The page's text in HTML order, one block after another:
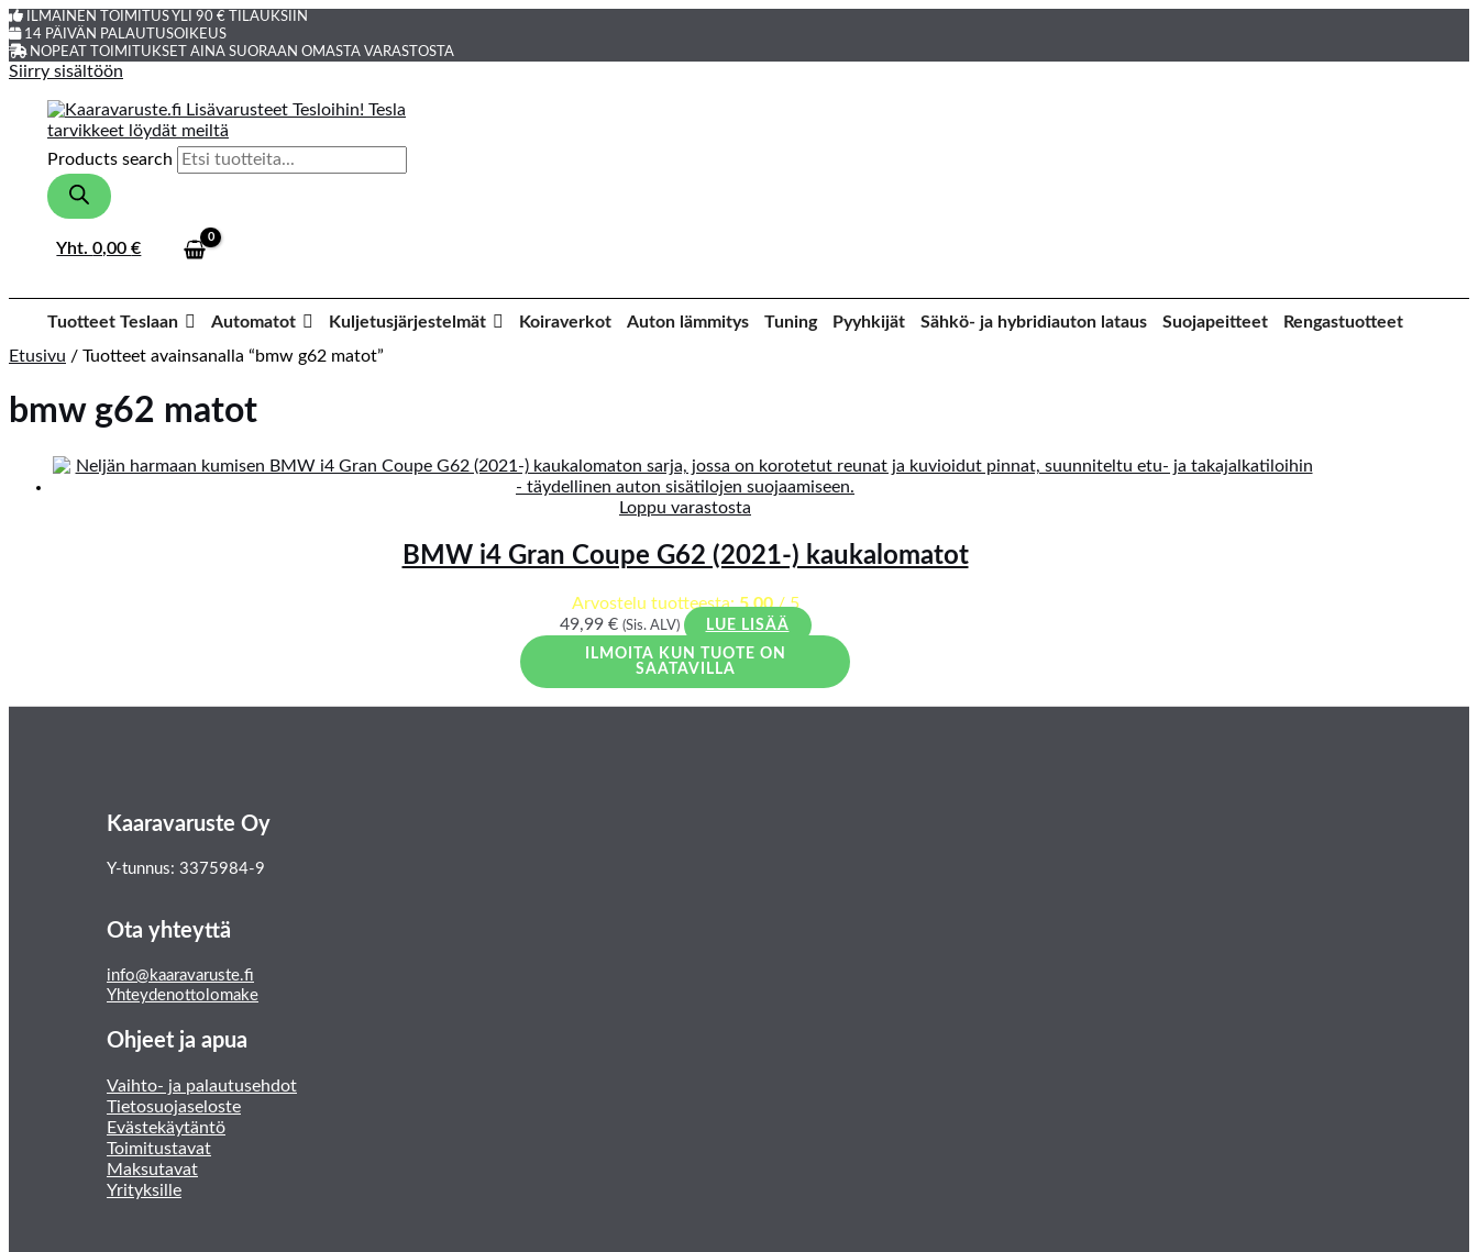
ILMAINEN TOIMITUS YLI 90 € TILAUKSIIN
14 PÄIVÄN PALAUTUSOIKEUS
NOPEAT TOIMITUKSET AINA SUORAAN OMASTA VARASTOSTA
Siirry sisältöön
Products search
Yht.0,00€
Tuotteet Teslaan Automatot Kuljetusjärjestelmät Koiraverkot Auton lämmitys Tuning Pyyhkijät Sähkö- ja hybridiauton lataus Suojapeitteet
Rengastuotteet
Etusivu / Tuotteet avainsanalla “bmw g62 matot”
bmw g62 matot
Loppu varastosta
BMW i4 Gran Coupe G62 (2021-) kaukalomatot
Arvostelu tuotteesta:5.00/ 5
49,99 € (Sis. ALV)
LUE LISÄÄ
ILMOITA KUN TUOTE ON
SAATAVILLA
Kaaravaruste Oy
Y-tunnus: 3375984-9
Ota yhteyttä
info@kaaravaruste.fi
Yhteydenottolomake
Ohjeet ja apua
Vaihto- ja palautusehdot
Tietosuojaseloste
Evästekäytäntö
Toimitustavat
Maksutavat
Yrityksille